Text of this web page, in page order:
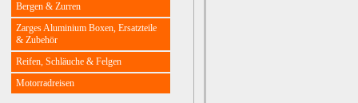
Bergen & Zurren
Zarges Aluminium Boxen, Ersatzteile
& Zubehör
Reifen, Schläuche & Felgen
Motorradreisen